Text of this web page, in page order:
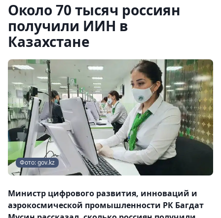
Около 70 тысяч россиян
получили ИИН в
Казахстане
Фото: gov.kz
Министр цифрового развития, инноваций и
аэрокосмической промышленности РК Багдат